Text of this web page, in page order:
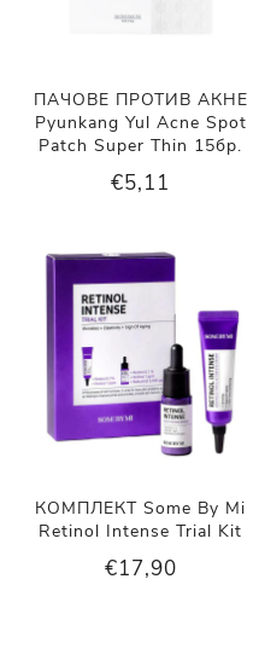
ПАЧОВЕ ПРОТИВ АКНЕ
Pyunkang Yul Acne Spot
Patch Super Thin 15бр.
€5,11
КОМПЛЕКТ Some By Mi
Retinol Intense Trial Kit
€17,90